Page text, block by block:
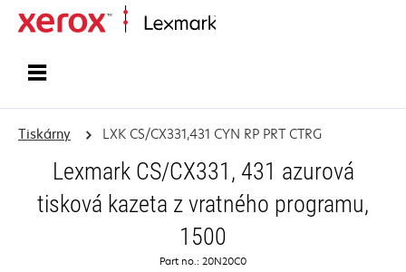
Tiskárny LXK CS/CX331,431 CYN RP PRT CTRG
Lexmark CS/CX331, 431 azurová
tisková kazeta z vratného programu,
1500
Part no.: 20N20C0